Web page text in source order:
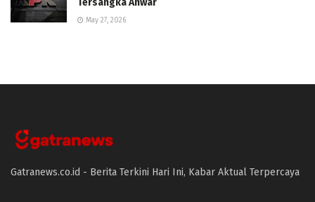
May 27, 2026
Gatranews.co.id - Berita Terkini Hari Ini, Kabar Aktual Terpercaya